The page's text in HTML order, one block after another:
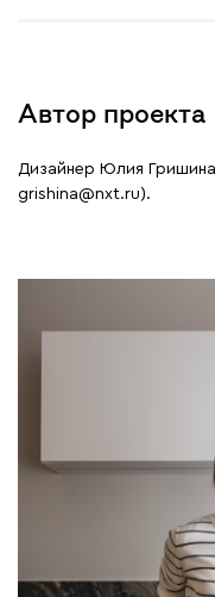
Автор проекта
Дизайнер Юлия
grishina@nxt.ru).